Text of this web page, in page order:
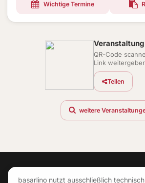
Wichtige Termine
QR-Code
Link
Teilen
weitere
basarlino nutzt ausschließlich